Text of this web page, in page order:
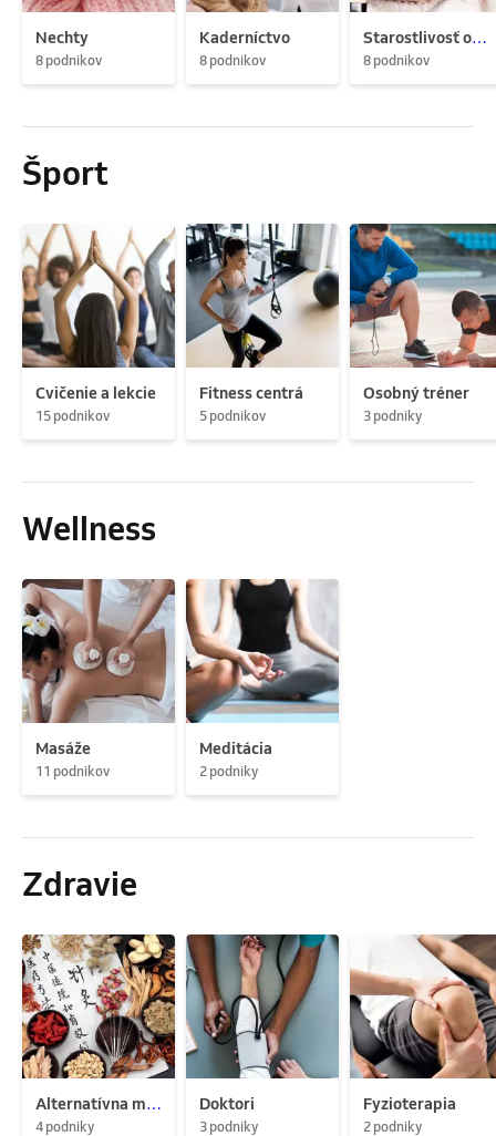
Nechty
8 podnikov
Kaderníctvo
8 podnikov
Starostlivosť o pleť
8 podnikov
Šport
Cvičenie a lekcie
15 podnikov
Fitness centrá
5 podnikov
Osobný tréner
3 podniky
Wellness
Masáže
11 podnikov
Meditácia
2 podniky
Zdravie
Alternatívna medicína
4 podniky
Doktori
3 podniky
Fyzioterapia
2 podniky